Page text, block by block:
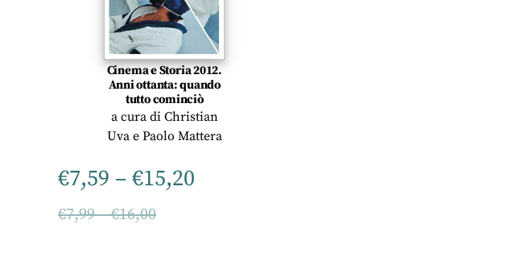
Cinema e Storia 2012.
Anni ottanta: quando
tutto cominciò
a cura di Christian
Uvae Paolo Mattera
€7,59 – €15,20
€7,99–€16,00